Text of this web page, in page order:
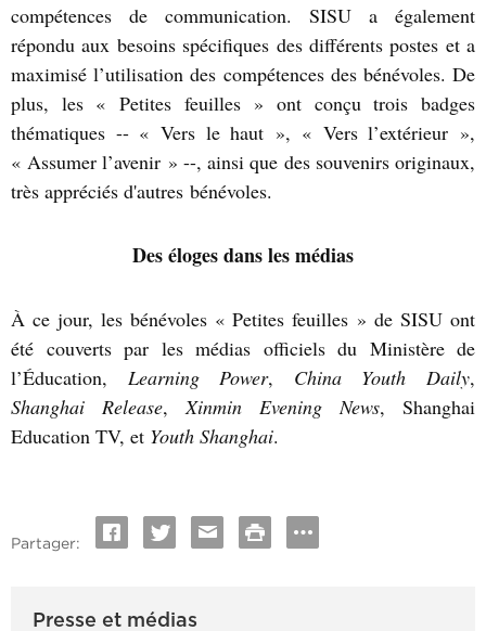
compétences de communication. SISU a également
répondu aux besoins spécifiques des différents postes et a
maximisé l’utilisation des compétences des bénévoles. De
plus, les « Petites feuilles » ont conçu trois badges
thématiques -- « Vers le haut », « Vers l’extérieur »,
« Assumer l’avenir » --, ainsi que des souvenirs originaux,
très appréciés d'autres bénévoles.
Des éloges dans les médias
À ce jour, les bénévoles « Petites feuilles » de SISU ont
été couverts par les médias officiels du Ministère de
l’Éducation, Learning Power, China Youth Daily,
Shanghai Release, Xinmin Evening News, Shanghai
Education TV, et Youth Shanghai.
Partager:
Presse et médias